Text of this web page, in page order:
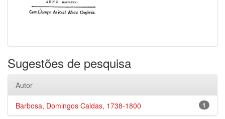
Sugestões de pesquisa
Autor
1
Barbosa, Domingos Caldas, 1738-1800